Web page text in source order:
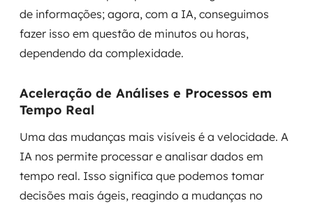
de informações; agora, com a IA, conseguimos
fazer isso em questão de minutos ou horas,
dependendo da complexidade.
Aceleração de Análises e Processos em
Tempo Real
Uma das mudanças mais visíveis é a velocidade. A
IA nos permite processar e analisar dados em
tempo real. Isso significa que podemos tomar
decisões mais ágeis, reagindo a mudanças no